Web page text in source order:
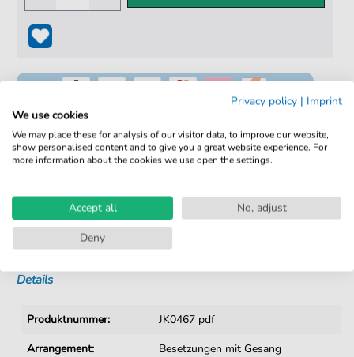
100% Legal & Lizenziert
Kein Abo. Fairer Einzelkauf.
Sofortiger Download nach Kauf
Details
Produktnummer:
JK0467 pdf
Arrangement:
Besetzungen mit Gesang
Privacy policy | Imprint
We use cookies
We may place these for analysis of our visitor data, to improve our website,
show personalised content and to give you a great website experience. For
more information about the cookies we use open the settings.
Accept all
No, adjust
Deny